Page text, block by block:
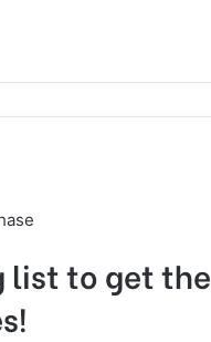
list to get the